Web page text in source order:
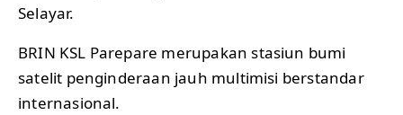
Selayar.
BRIN KSL Parepare merupakan stasiun bumi
satelit penginderaan jauh multimisi berstandar
internasional.